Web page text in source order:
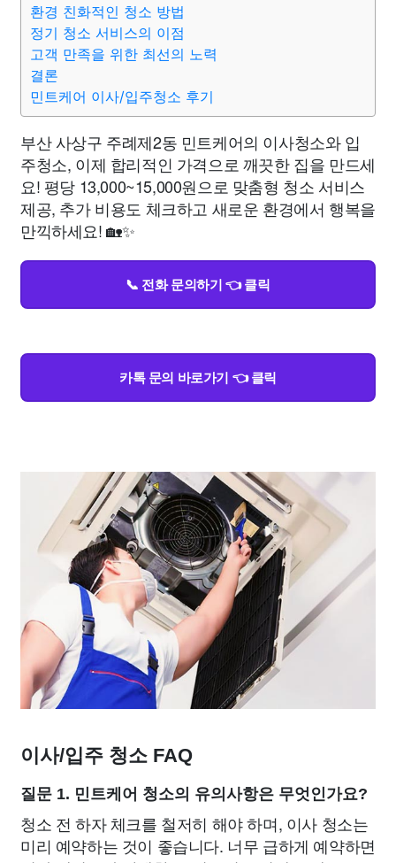
환경 친화적인 청소 방법
정기 청소 서비스의 이점
고객 만족을 위한 최선의 노력
결론
민트케어 이사/입주청소 후기
부산 사상구 주례제2동 민트케어의 이사청소와 입
주청소, 이제 합리적인 가격으로 깨끗한 집을 만드세
요! 평당 13,000~15,000원으로 맞춤형 청소 서비스
제공, 추가 비용도 체크하고 새로운 환경에서 행복을
만끽하세요! 🏡✨
📞 전화 문의하기 👈 클릭
카톡 문의 바로가기 👈 클릭
이사/입주 청소 FAQ
질문 1. 민트케어 청소의 유의사항은 무엇인가요?
청소 전 하자 체크를 철저히 해야 하며, 이사 청소는
미리 예약하는 것이 좋습니다. 너무 급하게 예약하면